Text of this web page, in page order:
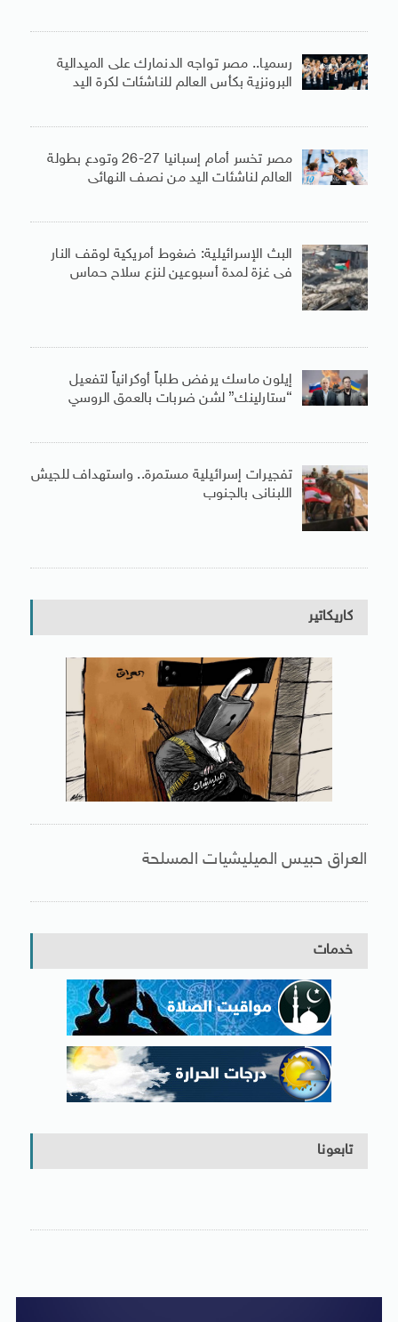
رسميا.. مصر تواجه الدنمارك على الميدالية
البرونزية بكأس العالم للناشئات لكرة اليد
مصر تخسر أمام إسبانيا 27-26 وتودع بطولة
العالم لناشئات اليد من نصف النهائى
البث الإسرائيلية: ضغوط أمريكية لوقف النار
فى غزة لمدة أسبوعين لنزع سلاح حماس
إيلون ماسك يرفض طلباً أوكرانياً لتفعيل
“ستارلينك” لشن ضربات بالعمق الروسي
تفجيرات إسرائيلية مستمرة.. واستهداف للجيش
اللبنانى بالجنوب
كاريكاتير
العراق حبيس الميليشيات المسلحة
خدمات
تابعونا